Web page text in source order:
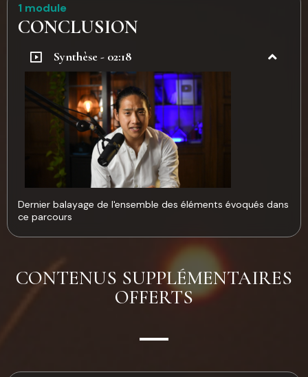
1 module
CONCLUSION
Synthèse - 02:18
Dernier balayage de l'ensemble des éléments évoqués dans
ce parcours
CONTENUS SUPPLÉMENTAIRES
OFFERTS